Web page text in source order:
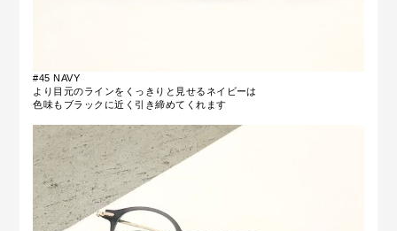
#45 NAVY
より目元のラインをくっきりと見せるネイビーは
色味もブラックに近く引き締めてくれます